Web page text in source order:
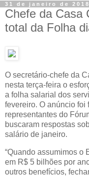
31 de janeiro de 2018
Chefe da Casa
total da Folha
O secretário-chefe da
nesta terça-feira o
a folha salarial dos
fevereiro. O anúncio foi
representantes do
buscaram respostas
salário de janeiro.
“Quando assumimos o
em R$ 5 bilhões por
outros benefícios,